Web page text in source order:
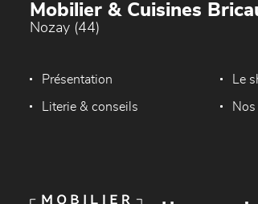
Mobilier & Cuisines
Nozay (44)
Présentation Le
Literie & conseils